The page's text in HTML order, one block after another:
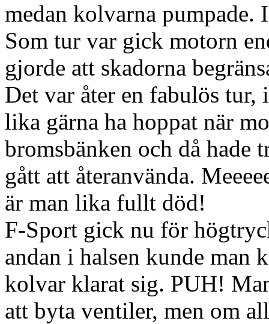
medan kolvarna pumpade.
Som tur var gick motorn
gjorde att skadorna
Det var åter en fabulös
lika gärna ha hoppat när
bromsbänken och då
gått att återanvända.
är man lika fullt död!
F-Sport gick nu för
andan i halsen kunde man
kolvar klarat sig. PUH!
att byta ventiler, men om